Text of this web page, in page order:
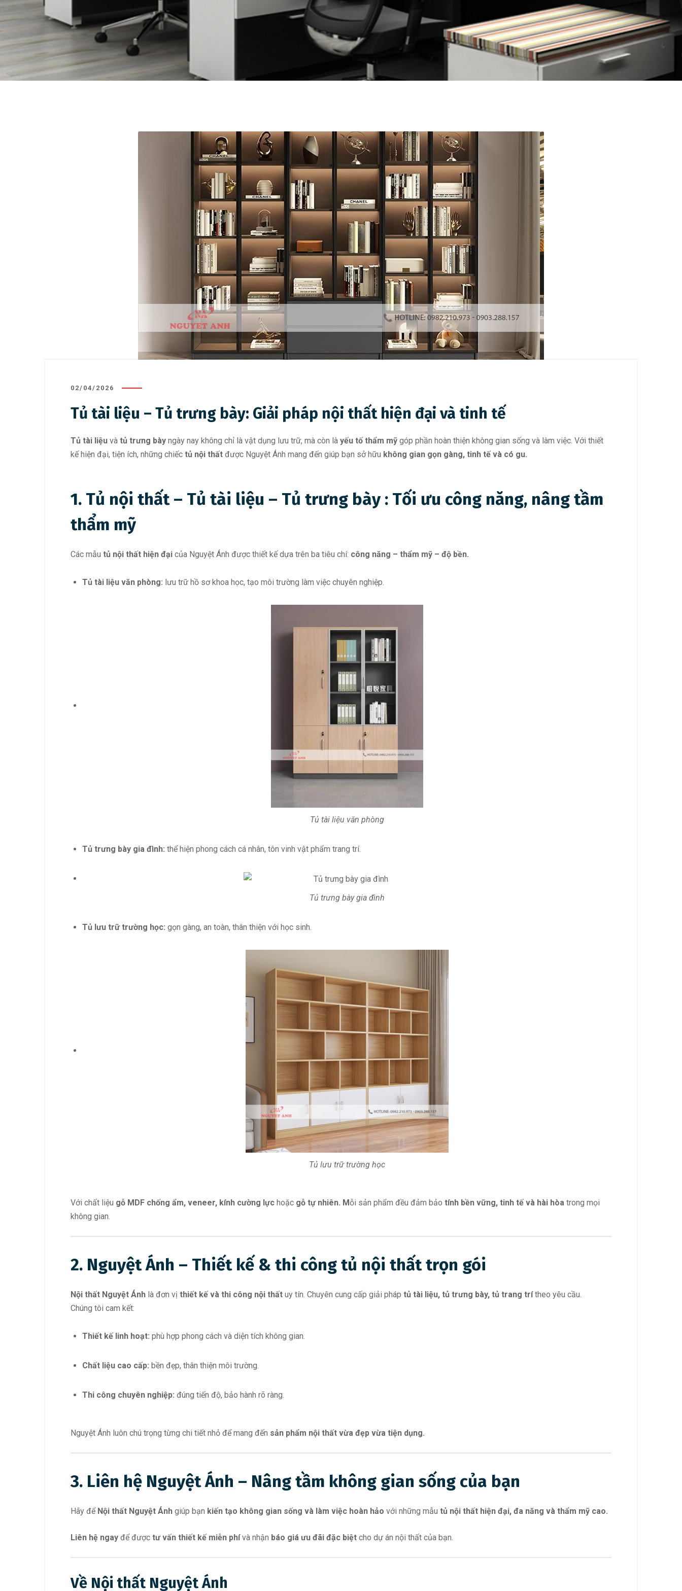
02/04/2026
Tủ tài liệu – Tủ trưng bày: Giải pháp nội thất hiện đại và tinh tế
Tủ tài liệu và tủ trưng bày ngày nay không chỉ là vật dụng lưu trữ, mà còn là yếu tố thẩm mỹ góp phần hoàn thiện không gian sống và làm việc. Với thiết
kế hiện đại, tiện ích, những chiếc tủ nội thất được Nguyệt Ánh mang đến giúp bạn sở hữu không gian gọn gàng, tinh tế và có gu.
1. Tủ nội thất – Tủ tài liệu – Tủ trưng bày : Tối ưu công năng, nâng tầm
thẩm mỹ
Các mẫu tủ nội thất hiện đại của Nguyệt Ánh được thiết kế dựa trên ba tiêu chí: công năng – thẩm mỹ – độ bền.
Tủ tài liệu văn phòng: lưu trữ hồ sơ khoa học, tạo môi trường làm việc chuyên nghiệp.
Tủ tài liệu văn phòng
Tủ trưng bày gia đình: thể hiện phong cách cá nhân, tôn vinh vật phẩm trang trí.
Tủ trưng bày gia đình
Tủ lưu trữ trường học: gọn gàng, an toàn, thân thiện với học sinh.
Tủ lưu trữ trường học
Với chất liệu gỗ MDF chống ẩm, veneer, kính cường lực hoặc gỗ tự nhiên. Mỗi sản phẩm đều đảm bảo tính bền vững, tinh tế và hài hòa trong mọi
không gian.
2. Nguyệt Ánh – Thiết kế & thi công tủ nội thất trọn gói
Nội thất Nguyệt Ánh là đơn vị thiết kế và thi công nội thất uy tín. Chuyên cung cấp giải pháp tủ tài liệu, tủ trưng bày, tủ trang trítheo yêu cầu.
Chúng tôi cam kết:
Thiết kế linh hoạt: phù hợp phong cách và diện tích không gian.
Chất liệu cao cấp: bền đẹp, thân thiện môi trường.
Thi công chuyên nghiệp: đúng tiến độ, bảo hành rõ ràng.
Nguyệt Ánh luôn chú trọng từng chi tiết nhỏ để mang đến sản phẩm nội thất vừa đẹp vừa tiện dụng.
3. Liên hệ Nguyệt Ánh – Nâng tầm không gian sống của bạn
Hãy để Nội thất Nguyệt Ánh giúp bạn kiến tạo không gian sống và làm việc hoàn hảo với những mẫu tủ nội thất hiện đại, đa năng và thẩm mỹ cao.
Liên hệ ngay để được tư vấn thiết kế miễn phívà nhận báo giá ưu đãi đặc biệt cho dự án nội thất của bạn.
Về Nội thất Nguyệt Ánh